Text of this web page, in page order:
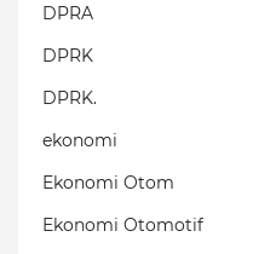
DPRA
DPRK
DPRK.
ekonomi
Ekonomi Otom
Ekonomi Otomotif